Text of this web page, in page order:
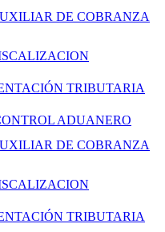
DE COBRANZA
TRIBUTARIA
ADUANERO
DE COBRANZA
TRIBUTARIA